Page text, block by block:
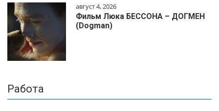
август 4, 2026
Фильм Люка БЕССОНА – ДОГМЕН
(Dogman)
Работа